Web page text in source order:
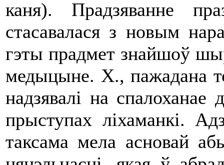
каня). Прадзяванне
стасавалася з новым
гэты прадмет знайшоў
медыцыне. Х., пажадана
надзявалi на
прыступах лiхаманкi.
таксама мела асновай